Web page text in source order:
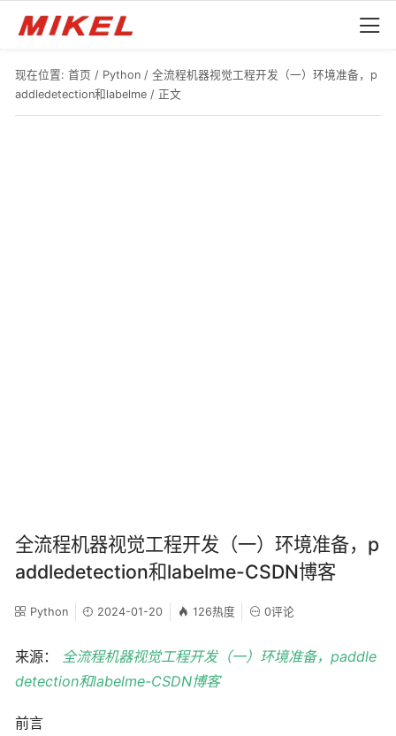
现在位置: 首页 / Python / 全流程机器视觉工程开发（一）环境准备，p
addledetection和labelme / 正文
全流程机器视觉工程开发（一）环境准备，p
addledetection和labelme-CSDN博客
Python 2024-01-20 126热度 0评论
来源： 全流程机器视觉工程开发（一）环境准备，paddle
detection和labelme-CSDN博客
前言